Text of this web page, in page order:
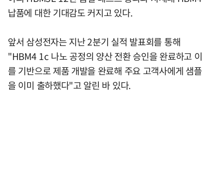
납품에 대한 기대감도 커지고 있다.
앞서 삼성전자는 지난 2분기 실적 발표회를 통해
"HBM4 1c 나노 공정의 양산 전환 승인을 완료하고 이
를 기반으로 제품 개발을 완료해 주요 고객사에게 샘플
을 이미 출하했다"고 알린 바 있다.